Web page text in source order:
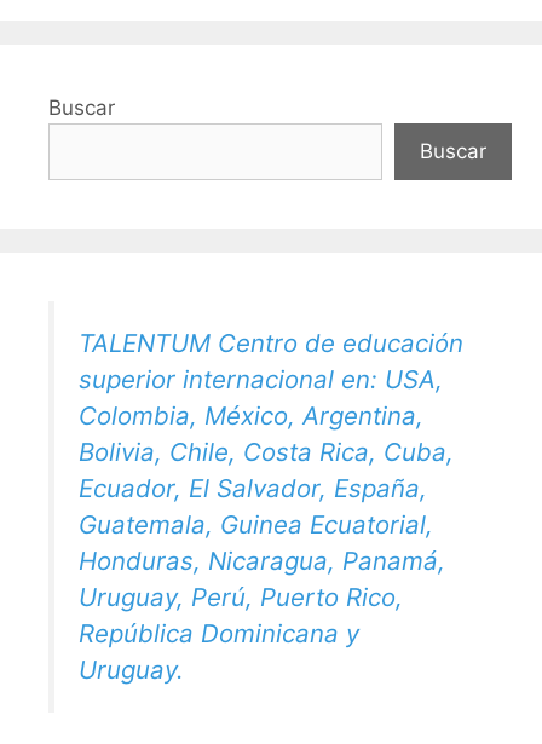
Buscar
Buscar
TALENTUM Centro de educación
superior internacional en: USA,
Colombia, México, Argentina,
Bolivia, Chile, Costa Rica, Cuba,
Ecuador, El Salvador, España,
Guatemala, Guinea Ecuatorial,
Honduras, Nicaragua, Panamá,
Uruguay, Perú, Puerto Rico,
República Dominicana y
Uruguay.